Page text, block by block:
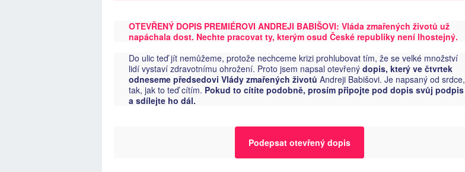
OTEVŘENÝ DOPIS PREMIÉROVI ANDREJI BABIŠOVI: Vláda zmařených životů už
napáchala dost. Nechte pracovat ty, kterým osud České republiky není lhostejný.
Do ulic teď jít nemůžeme, protože nechceme krizi prohlubovat tím, že se velké množství
lidí vystaví zdravotnímu ohrožení. Proto jsem napsal otevřený dopis, který ve čtvrtek
odneseme předsedovi Vlády zmařených životůAndreji Babišovi. Je napsaný od srdce,
tak, jak to teď cítím. Pokud to cítíte podobně, prosím připojte pod dopis svůj podpis
a sdílejte ho dál.
Podepsat otevřený dopis